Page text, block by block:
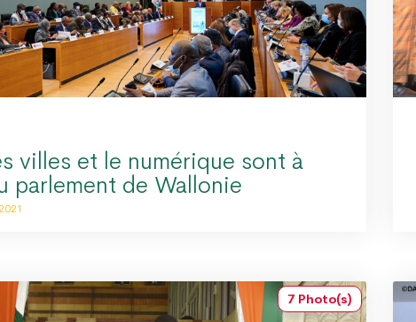
villes et le numérique sont à
parlement de Wallonie
7 Photo(s)